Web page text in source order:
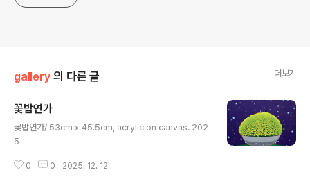
gallery 의 다른 글 더보기
꽃밥연가
꽃밥연가/ 53cm x 45.5cm, acrylic on canvas. 202
5
0 0 2025. 12. 12.